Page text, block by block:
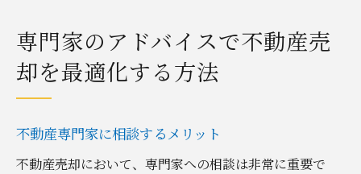
専門家のアドバイスで不動産売
却を最適化する方法
不動産専門家に相談するメリット
不動産売却において、専門家への相談は非常に重要で